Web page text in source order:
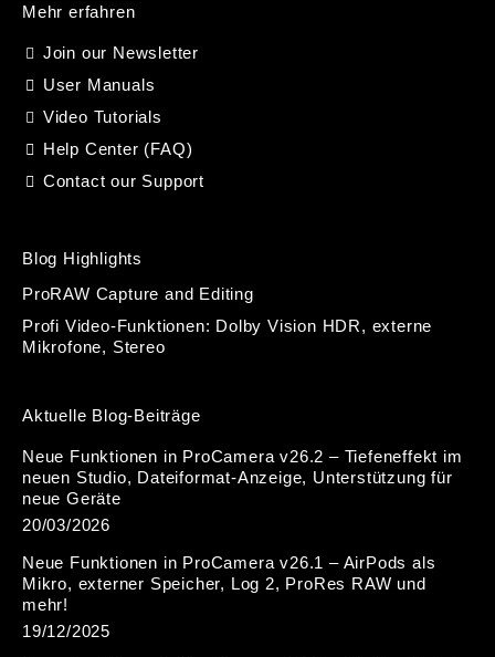
Mehr erfahren
Join our Newsletter
User Manuals
Video Tutorials
Help Center (FAQ)
Contact our Support
Blog Highlights
ProRAW Capture and Editing
Profi Video-Funktionen: Dolby Vision HDR, externe
Mikrofone, Stereo
Aktuelle Blog-Beiträge
Neue Funktionen in ProCamera v26.2 – Tiefeneffekt im
neuen Studio, Dateiformat-Anzeige, Unterstützung für
neue Geräte
20/03/2026
Neue Funktionen in ProCamera v26.1 – AirPods als
Mikro, externer Speicher, Log 2, ProRes RAW und
mehr!
19/12/2025